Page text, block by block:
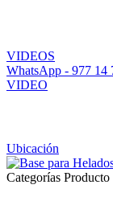
VIDEOS
WhatsApp - 977 14
VIDEO
Ubicación
Categorías Producto